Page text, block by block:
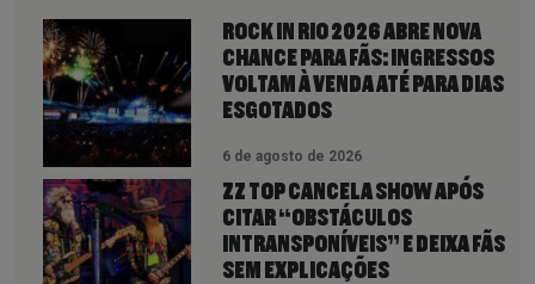
ROCK IN RIO 2026 ABRE NOVA
CHANCE PARA FÃS: INGRESSOS
VOLTAM À VENDA ATÉ PARA DIAS
ESGOTADOS
6 de agosto de 2026
ZZ TOP CANCELA SHOW APÓS
CITAR “OBSTÁCULOS
INTRANSPONÍVEIS” E DEIXA FÃS
SEM EXPLICAÇÕES